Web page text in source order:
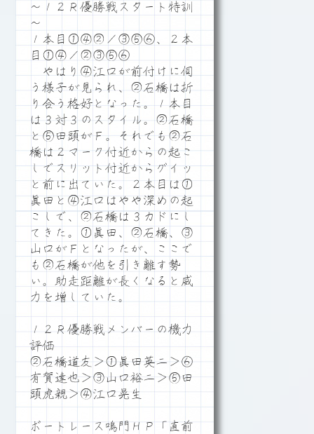
～１２Ｒ優勝戦スタート特訓
～
１本目①④②／③⑤⑥、２本
目①④／②③⑤⑥
やはり④江口が前付けに伺
う様子が見られ、②石橋は折
り合う格好となった。１本目
は３対３のスタイル。②石橋
と⑤田頭がＦ。それでも②石
橋は２マーク付近からの起こ
しでスリット付近からグイッ
と前に出ていた。２本目は①
眞田と④江口はやや深めの起
こしで、②石橋は３カドにし
てきた。①眞田、②石橋、③
山口がＦとなったが、ここで
も②石橋が他を引き離す勢
い。助走距離が長くなると威
力を増していた。
１２Ｒ優勝戦メンバーの機力
評価
②石橋道友＞①眞田英二＞⑥
有賀達也＞③山口裕二＞⑤田
頭虎親＞④江口晃生
ボートレース鳴門ＨＰ「直前